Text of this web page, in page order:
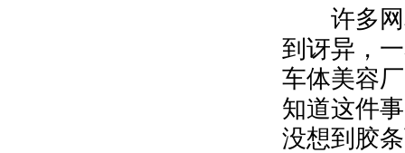
许多网
到讶异，
车体美容
知道这件
没想到胶